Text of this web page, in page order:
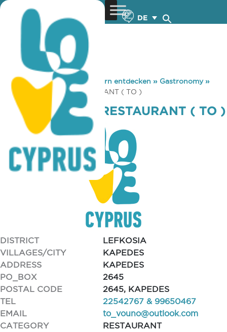
DE
You are here: Home »Zypern entdecken » Gastronomy»
VOUNO FAMILY RESTAURANT ( TO )
VOUNO FAMILY RESTAURANT ( TO )
DISTRICT
LEFKOSIA
VILLAGES/CITY
KAPEDES
ADDRESS
KAPEDES
PO_BOX
2645
POSTAL CODE
2645, KAPEDES
TEL
22542767 & 99650467
EMAIL
to_vouno@outlook.com
CATEGORY
RESTAURANT